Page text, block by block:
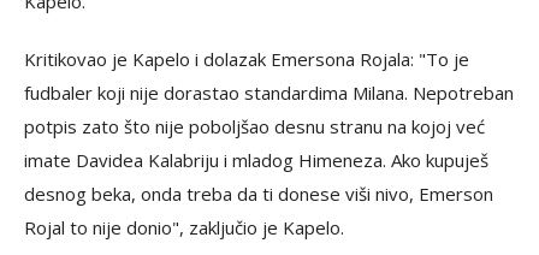
Kritikovao je Kapelo i dolazak Emersona Rojala: "To je
fudbaler koji nije dorastao standardima Milana. Nepotreban
potpis zato što nije poboljšao desnu stranu na kojoj već
imate Davidea Kalabriju i mladog Himeneza. Ako kupuješ
desnog beka, onda treba da ti donese viši nivo, Emerson
Rojal to nije donio", zaključio je Kapelo.